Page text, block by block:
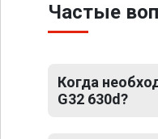
Частые
Когда
G32 630d?